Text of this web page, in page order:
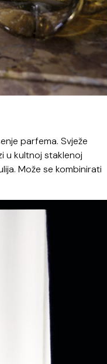
parfema. Svježe
u kultnoj staklenoj
Može se kombinirati